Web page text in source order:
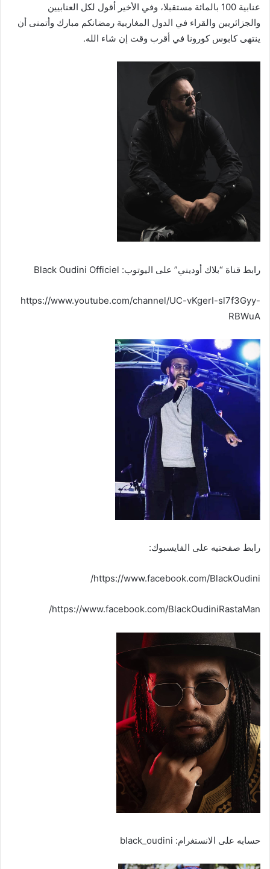
عنابية 100 بالمائة مستقبلا، وفي الأخير أقول لكل العنابيين
والجزائريين والقراء في الدول المغاربية رمضانكم مبارك وأتمنى أن
ينتهى كابوس كورونا في أقرب وقت إن شاء الله.
رابط قناة “بلاك أوديني” على اليوتوب: Black Oudini Officiel
https://www.youtube.com/channel/UC-vKgerI-sl7f3Gyy-
RBWuA
رابط صفحتيه على الفايسبوك:
https://www.facebook.com/BlackOudini/
https://www.facebook.com/BlackOudiniRastaMan/
حسابه على الانستغرام: black_oudini